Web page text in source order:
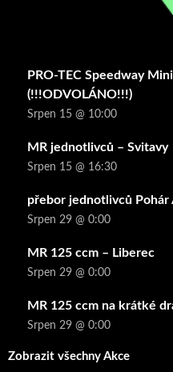
PRO-TEC Speedway
(!!!ODVOLÁNO!!!)
Srpen 15 @ 10:00
MR jednotlivců – Svitavy
Srpen 15 @ 16:30
přebor jednotlivců Pohár
Srpen 29 @ 0:00
MR 125 ccm – Liberec
Srpen 29 @ 0:00
MR 125 ccm na krátké
Srpen 29 @ 0:00
Zobrazit všechny Akce